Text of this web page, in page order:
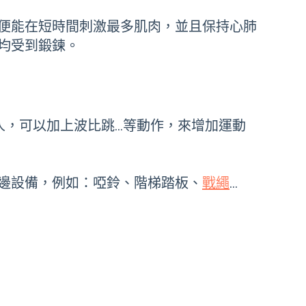
能在短時間刺激最多肌肉，並且保持心肺
受到鍛鍊。
可以加上波比跳…等動作，來增加運動
設備，例如：啞鈴、階梯踏板、 戰繩…